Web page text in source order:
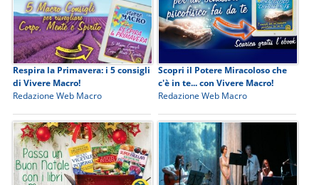
Respira la Primavera: i 5 consigli
di Vivere Macro!
Redazione Web Macro
Scopri il Potere Miracoloso che
c'è in te... con Vivere Macro!
Redazione Web Macro